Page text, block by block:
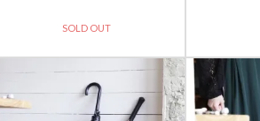
SOLD OUT